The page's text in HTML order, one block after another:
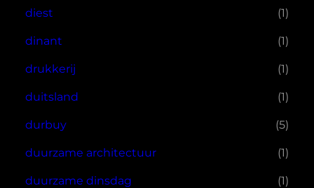
diest (1)
dinant (1)
drukkerij (1)
duitsland (1)
durbuy (5)
duurzame architectuur (1)
duurzame dinsdag (1)